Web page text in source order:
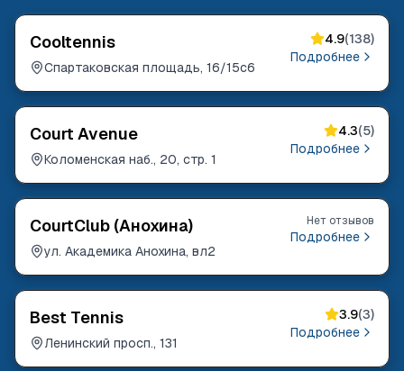
Cooltennis
Спартаковская площадь, 16/15с6
4.9(138)
Подробнее
Court Avenue
Коломенская наб., 20, стр. 1
4.3(5)
Подробнее
CourtClub (Анохина)
ул. Академика Анохина, вл2
Нет отзывов
Подробнее
Best Tennis
Ленинский просп., 131
3.9(3)
Подробнее